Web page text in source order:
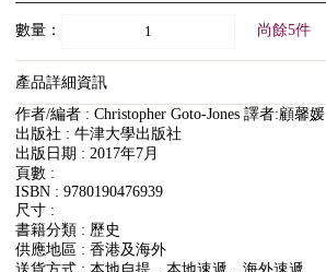
數量： 尚餘5件
產品詳細資訊
作者/編者 : Christopher Goto-Jones 譯者:顧馨媛
出版社 : 牛津大學出版社
出版日期 : 2017年7月
頁數 :
ISBN : 9780190476939
尺寸 :
書籍分類 : 歷史
供應地區 : 香港及海外